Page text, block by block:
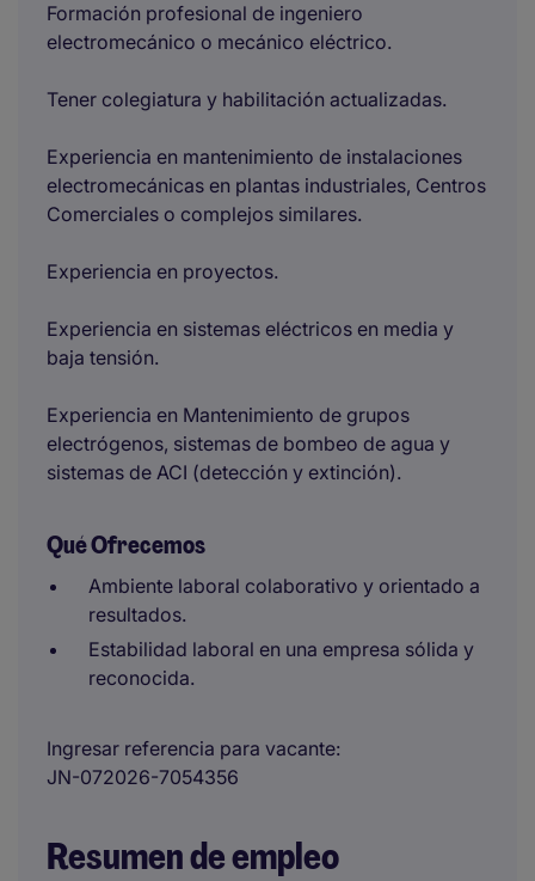
Formación profesional de ingeniero
electromecánico o mecánico eléctrico.
Tener colegiatura y habilitación actualizadas.
Experiencia en mantenimiento de instalaciones
electromecánicas en plantas industriales, Centros
Comerciales o complejos similares.
Experiencia en proyectos.
Experiencia en sistemas eléctricos en media y
baja tensión.
Experiencia en Mantenimiento de grupos
electrógenos, sistemas de bombeo de agua y
sistemas de ACI (detección y extinción).
Qué Ofrecemos
Ambiente laboral colaborativo y orientado a
resultados.
Estabilidad laboral en una empresa sólida y
reconocida.
Ingresar referencia para vacante
JN-072026-7054356
Resumen de empleo